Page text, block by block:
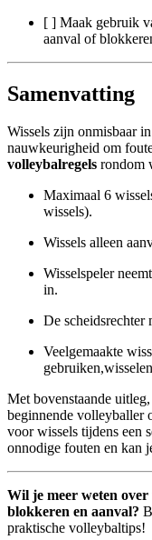
[ ] Maak gebruik
aanval of
Samenvatting
Wissels zijn onmisbaar
nauwkeurigheid om
volleybalregels rondom
Maximaal 6
wissels).
Wissels alleen
Wisselspeler
in.
De scheidsrechter
Veelgemaakte
Met bovenstaande
beginnende volleyballer
voor wissels tijdens een
onnodige fouten en kan
Wil je meer weten
blokkeren en aanval?
praktische volleybaltips!